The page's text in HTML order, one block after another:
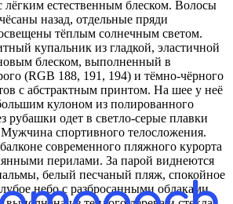
лёгким естественным блеском. Волосы
назад, отдельные пряди
тёплым солнечным светом.
купальник из гладкой, эластичной
блеском, выполненный в
(RGB 188, 191, 194) и тёмно-чёрного
с абстрактным принтом. На шее у неё
кулоном из полированного
рубашки одет в светло-серые плавки
спортивного телосложения.
современного пляжного курорта
перилами. За парой виднеются
белый песчаный пляж, спокойное
небо с разбросанными облаками.